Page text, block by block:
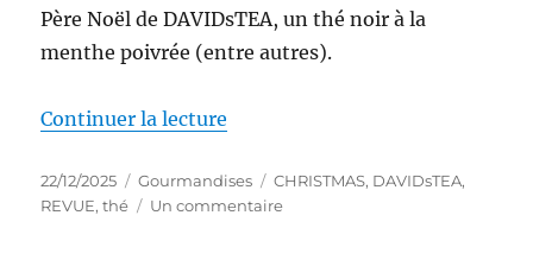
Père Noël de DAVIDsTEA, un thé noir à la
menthe poivrée (entre autres).
Continuer la lecture
Publié
le
22/12/2025 Catégories
Gourmandises Étiquettes
CHRISTMAS, DAVIDsTEA,
REVUE,thé Un commentairesur